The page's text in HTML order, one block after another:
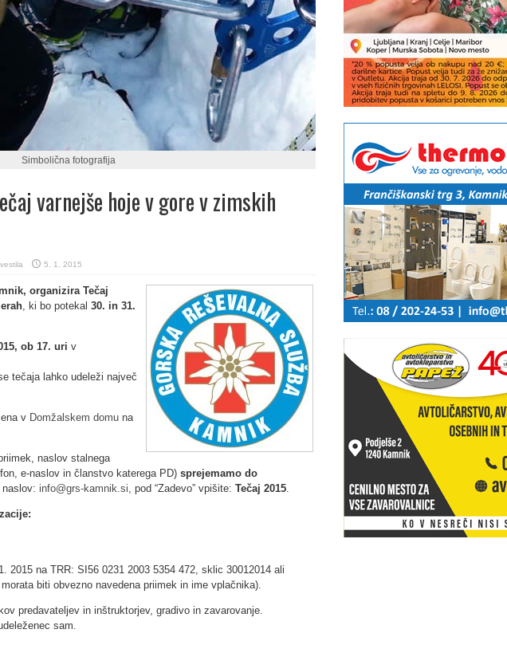
Simbolična fotografija
varnejše hoje v gore v zimskih
5. 1. 2015
organizira Tečaj
, ki bo potekal 30. in 31.
ob 17. uri v
tečaja lahko udeleži največ
v Domžalskem domuna
naslov stalnega
e-naslov in članstvo katerega PD) sprejemamo do
naslov: info@grs-kamnik.si, pod “Zadevo” vpišite: Tečaj 2015.
2015 na TRR: SI56 0231 2003 5354 472, sklic 30012014 ali
biti obvezno navedena priimek in ime vplačnika).
predavateljev in inštruktorjev, gradivo in zavarovanje.
sam.